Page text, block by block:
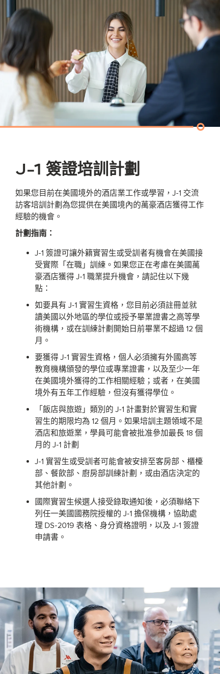
J-1 簽證培訓計劃
如果您目前在美國境外的酒店業工作或學習，J-1 交流
訪客培訓計劃為您提供在美國境內的萬豪酒店獲得工作
經驗的機會。
計劃指南：
J-1 簽證可讓外籍實習生或受訓者有機會在美國接
受實際「在職」訓練。如果您正在考慮在美國萬
豪酒店獲得 J-1 職業提升機會，請記住以下幾
點：
如要具有 J-1 實習生資格，您目前必須註冊並就
讀美國以外地區的學位或授予畢業證書之高等學
術機構，或在訓練計劃開始日前畢業不超過 12 個
月。
要獲得 J-1 實習生資格，個人必須擁有外國高等
教育機構頒發的學位或專業證書，以及至少一年
在美國境外獲得的工作相關經驗；或者，在美國
境外有五年工作經驗，但沒有獲得學位。
「飯店與旅遊」類別的 J-1 計畫對於實習生和實
習生的期限均為 12 個月。如果培訓主題領域不是
酒店和旅遊業，學員可能會被批准參加最長 18 個
月的 J-1 計劃
J-1 實習生或受訓者可能會被安排至客房部、櫃檯
部、餐飲部、廚房部訓練計劃，或由酒店決定的
其他計劃。
國際實習生候選人接受錄取通知後，必須聯絡下
列任一美國國務院授權的 J-1 擔保機構，協助處
理 DS-2019 表格、身分資格證明，以及 J-1 簽證
申請書。